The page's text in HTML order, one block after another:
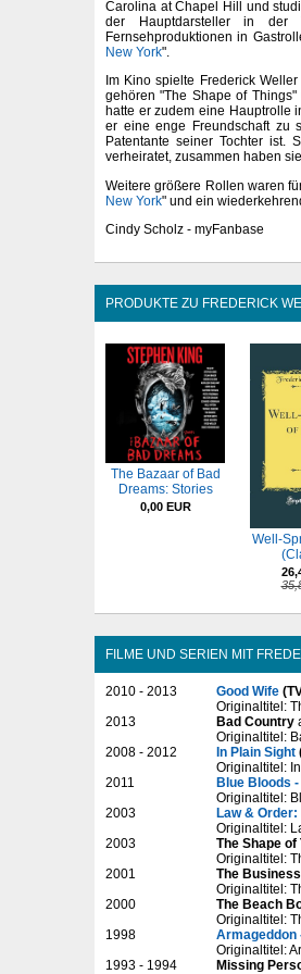
Carolina at Chapel Hill und
der Hauptdarsteller in der
Fernsehproduktionen in
New York".
Im Kino spielte Frederick
gehören "The Shape of
hatte er zudem eine Hauptrolle
er eine enge Freundschaft zu
Patentante seiner Tochter ist.
verheiratet, zusammen haben
Weitere größere Rollen waren
New York" und ein
Cindy Scholz - myFanbase
PRODUKTE ZU FREDERICK
The Bazaar of Bad
Dreams: Stories
0,00 EUR
Well-
FILME UND SERIEN MIT
2010 - 2013 Good Wife
Originaltitel:
2013
Bad Country
Originaltitel:
2008 - 2012
In Plain Sight
Originaltitel:
2011
Blue Bloods
Originaltitel:
2003
Law & Order:
Originaltitel:
2003
The Shape of
Originaltitel:
2001
The
Originaltitel:
2000
The Beach
Originaltitel:
1998
Armageddon
Originaltitel:
1993 - 1994
Missing